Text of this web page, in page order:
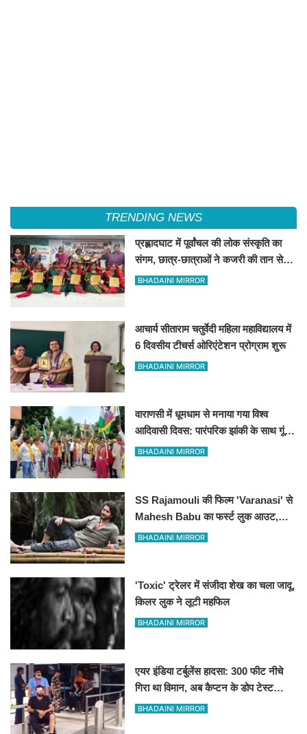
TRENDING NEWS
प्रह्लादघाट में पूर्वांचल की लोक संस्कृति का
संगम, छात्र-छात्राओं ने कजरी की तान से
बांधा समां
BHADAINI MIRROR
आचार्य सीताराम चतुर्वेदी महिला महाविद्यालय में
6 दिवसीय टीचर्स ओरिएंटेशन प्रोग्राम शुरू
BHADAINI MIRROR
वाराणसी में धूमधाम से मनाया गया विश्व
आदिवासी दिवस: पारंपरिक झांकी के साथ गूंजे
संविधान और अधिकारों के नारे, DM को सौंपा
BHADAINI MIRROR
SS Rajamouli की फिल्म 'Varanasi' से
Mahesh Babu का फर्स्ट लुक आउट,
'रुद्र' के अवतार में छा गए सुपरस्टार
BHADAINI MIRROR
'Toxic' ट्रेलर में संजीदा शेख का चला जादू,
किलर लुक ने लूटी महफिल
BHADAINI MIRROR
एयर इंडिया टर्बुलेंस हादसा: 300 फीट नीचे
गिरा था विमान, अब कैप्टन के डोप टेस्ट
पॉजिटिव होने के दावे से मचा हड़कंप
BHADAINI MIRROR